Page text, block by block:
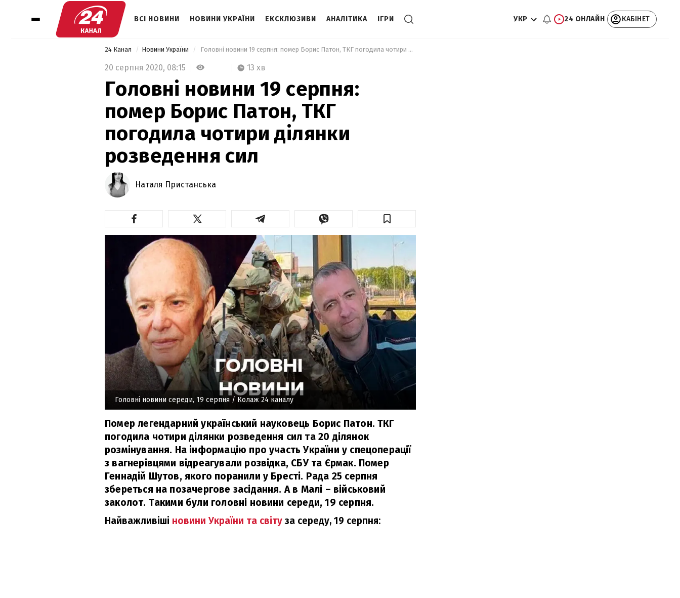
ВСІ НОВИНИ НОВИНИ УКРАЇНИ ЕКСКЛЮЗИВИ АНАЛІТИКА ІГРИ УКР 24 ОНЛАЙН КАБІНЕТ
24 Канал Новини України Головні новини 19 серпня: помер Борис Патон, ТКГ погодила чотири ділянки розведення сил
20 серпня 2020, 08:15 13 хв
Головні новини 19 серпня:
помер Борис Патон, ТКГ
погодила чотири ділянки
розведення сил
Наталя Пристанська
Головні новини середи, 19 серпня / Колаж 24 каналу
Помер легендарний український науковець Борис Патон. ТКГ
погодила чотири ділянки розведення сил та 20 ділянок
розмінування. На інформацію про участь України у спецоперації
з вагнерівцями відреагували розвідка, СБУ та Єрмак. Помер
Геннадій Шутов, якого поранили у Бресті. Рада 25 серпня
збереться на позачергове засідання. А в Малі – військовий
заколот. Такими були головні новини середи, 19 серпня.
Найважливіші новини України та світуза середу, 19 серпня: